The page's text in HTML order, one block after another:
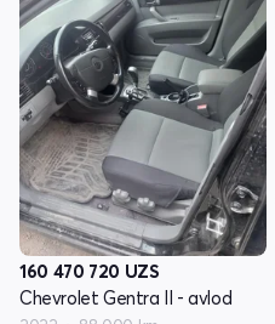
160 470 720 UZS
Chevrolet Gentra II - avlod